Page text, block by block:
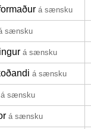
á sænsku
sænsku
á sænsku
á sænsku
á sænsku
á sænsku